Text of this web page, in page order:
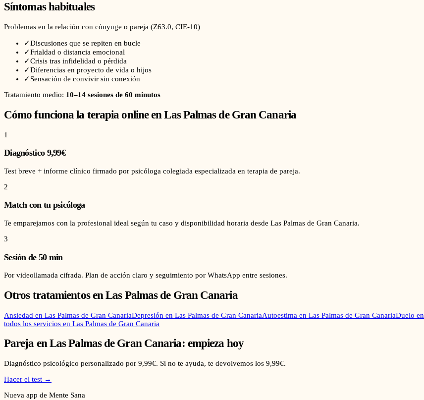
Síntomas habituales
Problemas en la relación con cónyuge o pareja (Z63.0, CIE-10)
✓Discusiones que se repiten en bucle
✓Frialdad o distancia emocional
✓Crisis tras infidelidad o pérdida
✓Diferencias en proyecto de vida o hijos
✓ Sensación de convivir sin conexión
Tratamiento medio: 10–14 sesiones de 60 minutos
Cómo funciona la terapia online enLas Palmas de Gran Canaria
1
Diagnóstico 9,99€
Test breve + informe clínico firmado por psicóloga colegiada especializada en terapia de pareja.
2
Match con tu psicóloga
Te emparejamos con la profesional ideal según tu caso y disponibilidad horaria desde Las Palmas de Gran Canaria.
3
Sesión de 50 min
Por videollamada cifrada. Plan de acción claro y seguimiento por WhatsApp entre sesiones.
Otros tratamientos enLas Palmas de Gran Canaria
Ansiedad en Las Palmas de Gran CanariaDepresión en Las Palmas de Gran CanariaAutoestima en Las Palmas de Gran CanariaDuelo en
todos los servicios en Las Palmas de Gran Canaria
ParejaenLas Palmas de Gran Canaria: empieza hoy
Diagnóstico psicológico personalizado por 9,99€. Si no te ayuda, te devolvemos los 9,99€.
Hacer el test →
Nueva app de Mente Sana